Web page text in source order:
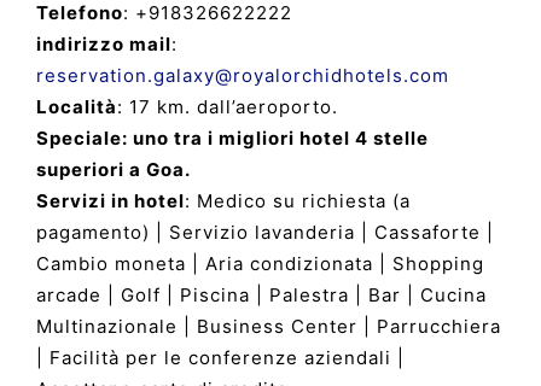
Telefono: +918326622222
indirizzo mail:
reservation.galaxy@royalorchidhotels.com
Località: 17 km. dall’aeroporto.
Speciale: uno tra i migliori hotel 4 stelle
superiori a Goa.
Servizi in hotel: Medico su richiesta (a
pagamento) | Servizio lavanderia | Cassaforte |
Cambio moneta | Aria condizionata | Shopping
arcade | Golf | Piscina | Palestra | Bar | Cucina
Multinazionale | Business Center | Parrucchiera
| Facilità per le conferenze aziendali |